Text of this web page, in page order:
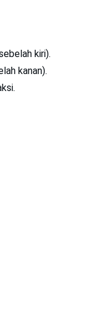
kiri).
kanan).